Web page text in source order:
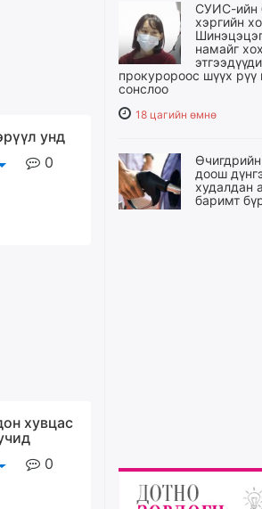
унд
0
хувцас
0
СУИС-ийн
хэргийн
намайг
прокуророос шүүх
сонслоо
18 цагийн өмнө
доош
худалдан
баримт